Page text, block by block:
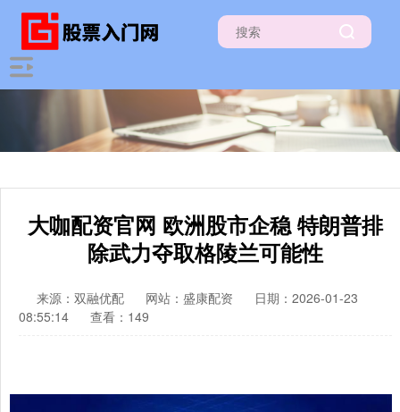
大咖配资官网 欧洲股市企稳 特朗普排
除武力夺取格陵兰可能性
来源：双融优配 网站：盛康配资
日期：2026-01-23
08:55:14
查看：149